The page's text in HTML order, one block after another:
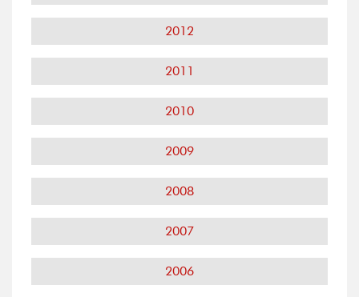
2012
2011
2010
2009
2008
2007
2006